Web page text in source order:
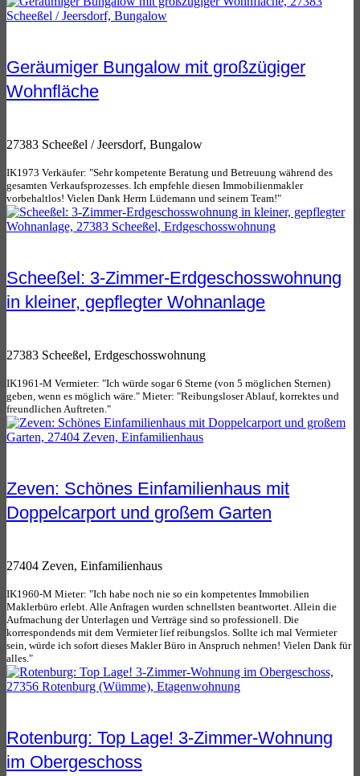
Geräumiger Bungalow mit großzügiger
Wohnfläche
27383 Scheeßel / Jeersdorf, Bungalow
IK1973 Verkäufer: "Sehr kompetente Beratung und Betreuung während des
gesamten Verkaufsprozesses. Ich empfehle diesen Immobilienmakler
vorbehaltlos! Vielen Dank Herrn Lüdemann und seinem Team!"
Scheeßel: 3-Zimmer-Erdgeschosswohnung
in kleiner, gepflegter Wohnanlage
27383 Scheeßel, Erdgeschosswohnung
IK1961-M Vermieter: "Ich würde sogar 6 Sterne (von 5 möglichen Sternen)
geben, wenn es möglich wäre." Mieter: "Reibungsloser Ablauf, korrektes und
freundlichen Auftreten."
Zeven: Schönes Einfamilienhaus mit
Doppelcarport und großem Garten
27404 Zeven, Einfamilienhaus
IK1960-M Mieter: "Ich habe noch nie so ein kompetentes Immobilien
Maklerbüro erlebt. Alle Anfragen wurden schnellsten beantwortet. Allein die
Aufmachung der Unterlagen und Verträge sind so professionell. Die
korrespondends mit dem Vermieter lief reibungslos. Sollte ich mal Vermieter
sein, würde ich sofort dieses Makler Büro in Anspruch nehmen! Vielen Dank für
alles."
Rotenburg: Top Lage! 3-Zimmer-Wohnung
im Obergeschoss